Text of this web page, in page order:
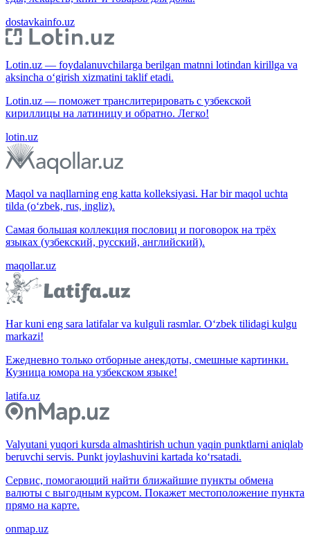
dostavkainfo.uz
Lotin.uz — foydalanuvchilarga berilgan matnni lotindan kirillga va
aksincha o‘girish xizmatini taklif etadi.
Lotin.uz — поможет транслитерировать с узбекской
кириллицы на латиницу и обратно. Легко!
lotin.uz
Maqol va naqllarning eng katta kolleksiyasi. Har bir maqol uchta
tilda (o‘zbek, rus, ingliz).
Самая большая коллекция пословиц и поговорок на трёх
языках (узбекский, русский, английский).
maqollar.uz
Har kuni eng sara latifalar va kulguli rasmlar. O‘zbek tilidagi kulgu
markazi!
Ежедневно только отборные анекдоты, смешные картинки.
Кузница юмора на узбекском языке!
latifa.uz
Valyutani yuqori kursda almashtirish uchun yaqin punktlarni aniqlab
beruvchi servis. Punkt joylashuvini kartada ko‘rsatadi.
Сервис, помогающий найти ближайшие пункты обмена
валюты с выгодным курсом. Покажет местоположение пункта
прямо на карте.
onmap.uz